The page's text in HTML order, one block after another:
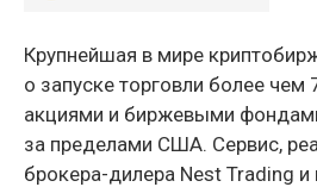
Крупнейшая в мире
о запуске торговли более
акциями и биржевыми
за пределами США. Сервис,
брокера-дилера Nest Trading